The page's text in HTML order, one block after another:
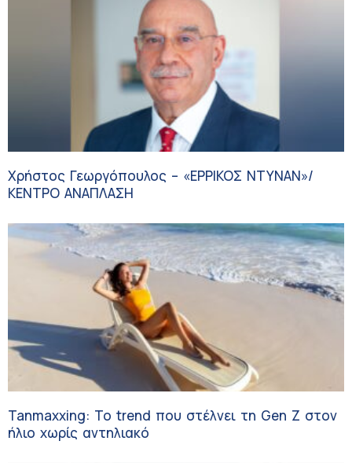
Χρήστος Γεωργόπουλος – «ΕΡΡΙΚΟΣ ΝΤΥΝΑΝ»/
ΚΕΝΤΡΟ ΑΝΑΠΛΑΣΗ
Tanmaxxing: To trend που στέλνει τη Gen Z στον
ήλιο χωρίς αντηλιακό